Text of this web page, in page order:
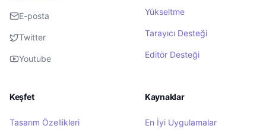
E-posta
Twitter
Youtube
Yükseltme
Tarayıcı Desteği
Editör Desteği
Keşfet
Tasarım Özellikleri
Kaynaklar
En İyi Uygulamalar